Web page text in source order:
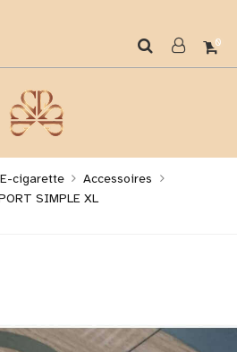
0
E-cigarette
Accessoires
SIMPLE XL